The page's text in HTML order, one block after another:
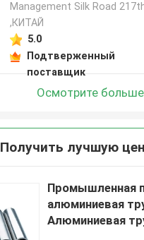
Management Silk Road
,КИТАЙ
5.0
Подтверженный
поставщик
Осмотрите больше
Получить лучшую
Промышленная
алюминиевая
Алюминиевая